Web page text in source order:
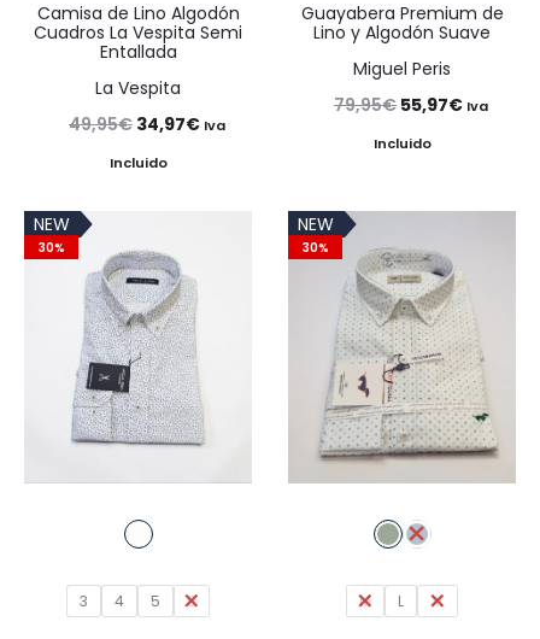
Camisa de Lino Algodón
Cuadros La Vespita Semi
Entallada
La Vespita
49,95€ El
precio
49,95€.
34,97€ElIva
Incluido
Guayabera Premium de
Lino y Algodón Suave
Miguel Peris
79,95€ El
precio
era:
79,95€.
55,97€El
es:
Iva
Incluido
NEW
30%
3 4 5 6
NEW
30%
M L XL